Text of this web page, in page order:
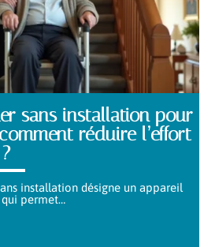
sans installation pour
réduire l’effort
installation désigne un appareil
permet…